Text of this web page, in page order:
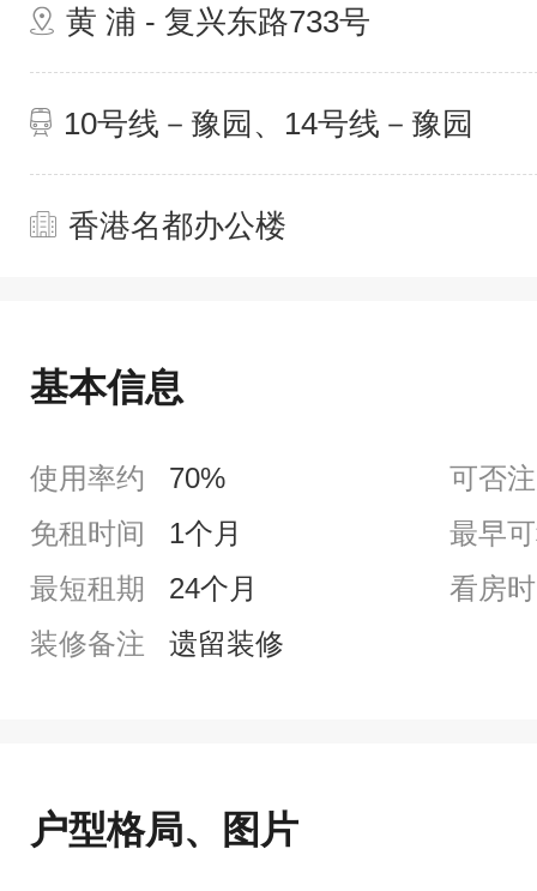
黄 浦 - 复兴东路733号
10号线－豫园、14号线－豫园
香港名都办公楼
基本信息
使用率约 70%
可否
免租时间
1个月
最早
最短租期
24个月
看房
装修备注
遗留装修
户型格局、图片